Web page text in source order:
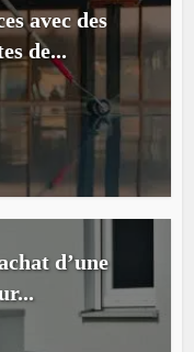
avec des
de...
d’une